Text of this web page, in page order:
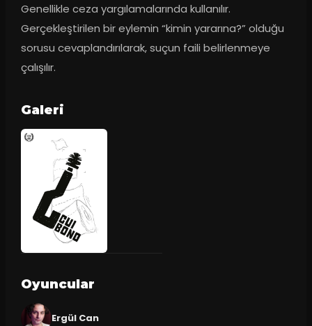
Genellikle ceza yargılamalarında kullanılır.
Gerçekleştirilen bir eylemin “kimin yararına?” olduğu
sorusu cevaplandırılarak, suçun faili belirlenmeye
çalışılır.
Galeri
Oyuncular
Ergül Can